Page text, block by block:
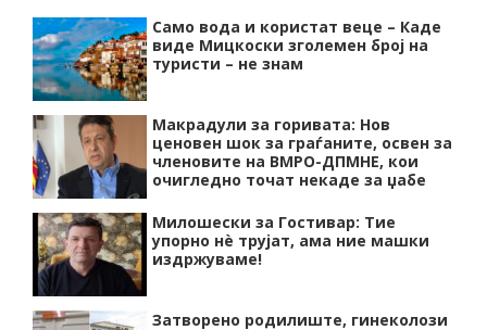
Само вода и користат веце – Каде
виде Мицкоски зголемен број на
туристи – не знам
Макрадули за горивата: Нов
ценовен шок за граѓаните, освен за
членовите на ВМРО-ДПМНЕ, кои
очигледно точат некаде за џабе
Милошески за Гостивар: Тие
упорно нѐ трујат, ама ние машки
издржуваме!
Затворено родилиште, гинеколози